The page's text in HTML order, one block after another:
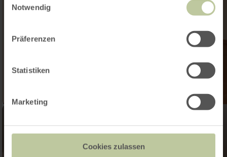
Notwendig
Präferenzen
Statistiken
Marketing
Cookies zulassen